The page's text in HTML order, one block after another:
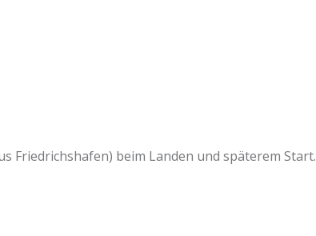
Friedrichshafen) beim Landen und späterem Start.